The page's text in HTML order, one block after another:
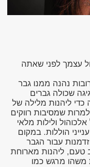
עצמך לפני שאתה
נהנה ממנו גבר
שכולה גברים
ליהנות מלילה של
למרות שמסיבות רווקים
ולילות מלאי
הוללות. במקום
עבור הגבר
טעם, ליהנות מארוחת
מרגש כמו